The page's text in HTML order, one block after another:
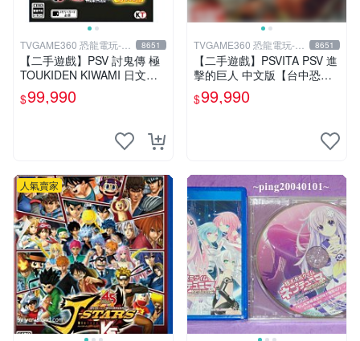
TVGAME360 恐龍電玩-台
中店
8651
【二手遊戲】PSV 討鬼傳 極
TOUKIDEN KIWAMI 日文版
【台中恐龍電玩】
$99,990
TVGAME360 恐龍電玩-台
中店
8651
【二手遊戲】PSVITA PSV 進
擊的巨人 中文版【台中恐龍
電玩】
$99,990
人氣賣家